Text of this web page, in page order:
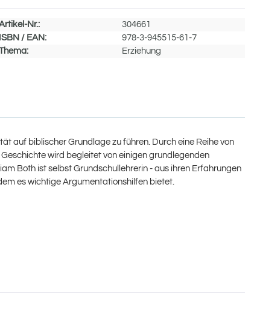
Nr.:
304661
ISBN / EAN:
978-3-945515-61-7
Erziehung
auf biblischer Grundlage zu führen. Durch eine Reihe von
wird begleitet von einigen grundlegenden
Both ist selbst Grundschullehrerin - aus ihren Erfahrungen
es wichtige Argumentationshilfen bietet.